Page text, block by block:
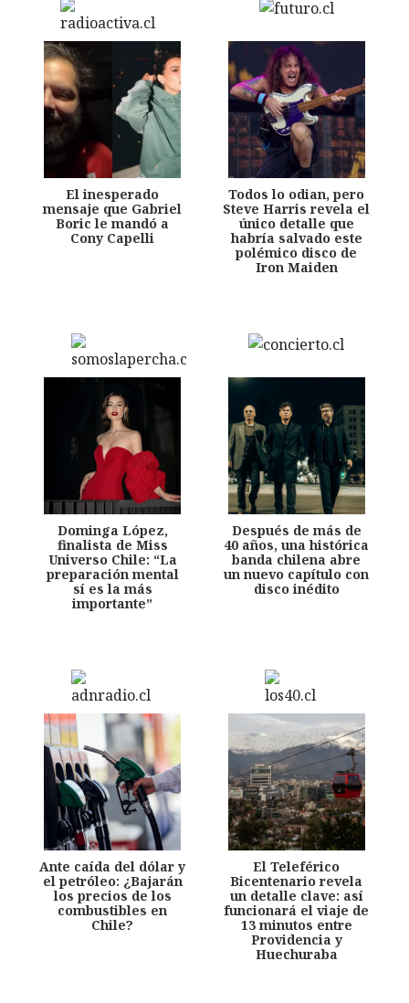
El inesperado
mensaje que Gabriel
Boric le mandó a
Cony Capelli
Todos lo odian, pero
Steve Harris revela el
único detalle que
habría salvado este
polémico disco de
Iron Maiden
Dominga López,
finalista de Miss
Universo Chile: “La
preparación mental
sí es la más
importante”
Después de más de
40 años, una histórica
banda chilena abre
un nuevo capítulo con
disco inédito
Ante caída del dólar y
el petróleo: ¿Bajarán
los precios de los
combustibles en
Chile?
El Teleférico
Bicentenario revela
un detalle clave: así
funcionará el viaje de
13 minutos entre
Providencia y
Huechuraba